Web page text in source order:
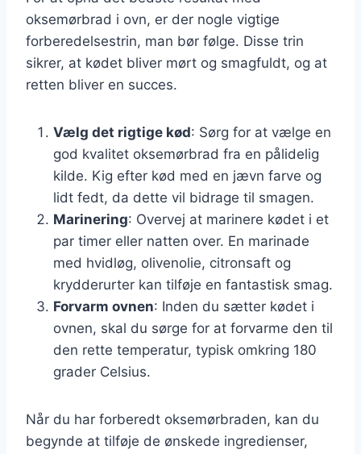
oksemørbrad i ovn, er der nogle vigtige
forberedelsestrin, man bør følge. Disse trin
sikrer, at kødet bliver mørt og smagfuldt, og at
retten bliver en succes.
Vælg det rigtige kød: Sørg for at vælge en
god kvalitet oksemørbrad fra en pålidelig
kilde. Kig efter kød med en jævn farve og
lidt fedt, da dette vil bidrage til smagen.
Marinering: Overvej at marinere kødet i et
par timer eller natten over. En marinade
med hvidløg, olivenolie, citronsaft og
krydderurter kan tilføje en fantastisk smag.
Forvarm ovnen: Inden du sætter kødet i
ovnen, skal du sørge for at forvarme den til
den rette temperatur, typisk omkring 180
grader Celsius.
Når du har forberedt oksemørbraden, kan du
begynde at tilføje de ønskede ingredienser,